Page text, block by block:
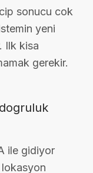
sonucu cok
yeni
Ilk kisa
gerekir.
ile gidiyor